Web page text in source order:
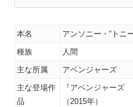
本名
アンソニー・“トニ
種族
人間
主な所属
アベンジャーズ
主な登場作
品
『アベンジャーズ
（2015年）